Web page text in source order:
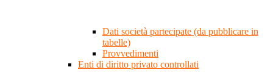
Dati società partecipate (da pubblicare in
tabelle)
Provvedimenti
Enti di diritto privato controllati